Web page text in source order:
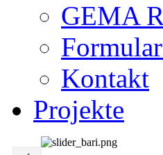
GEMA
Kontakt
Projekte